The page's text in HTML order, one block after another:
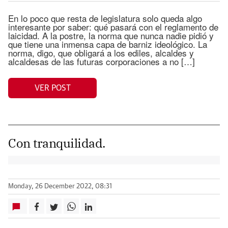
En lo poco que resta de legislatura solo queda algo
interesante por saber: qué pasará con el reglamento de
laicidad. A la postre, la norma que nunca nadie pidió y
que tiene una inmensa capa de barniz ideológico. La
norma, digo, que obligará a los ediles, alcaldes y
alcaldesas de las futuras corporaciones a no […]
VER POST
Con tranquilidad.
Monday, 26 December 2022, 08:31